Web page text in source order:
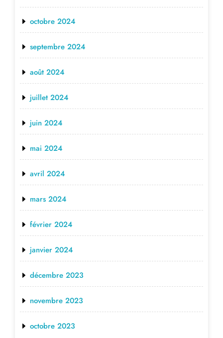
octobre 2024
septembre 2024
août 2024
juillet 2024
juin 2024
mai 2024
avril 2024
mars 2024
février 2024
janvier 2024
décembre 2023
novembre 2023
octobre 2023